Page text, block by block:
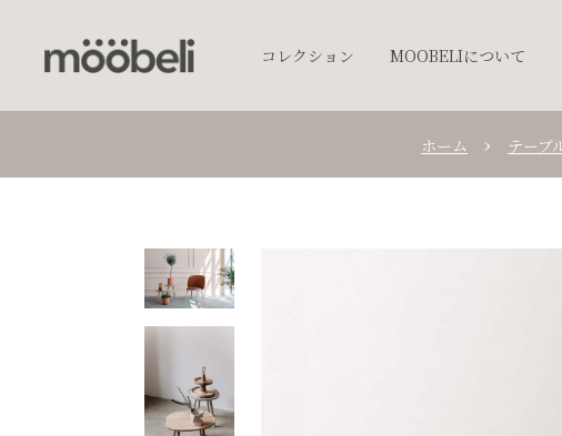
コレクション
キッチンウェア
MOOBELIについて
ホーム テーブ